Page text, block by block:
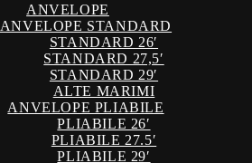
ANVELOPE
ANVELOPE STANDARD
STANDARD 26′
STANDARD 27,5′
STANDARD 29′
ALTE MARIMI
ANVELOPE PLIABILE
PLIABILE 26′
PLIABILE 27.5′
PLIABILE 29′